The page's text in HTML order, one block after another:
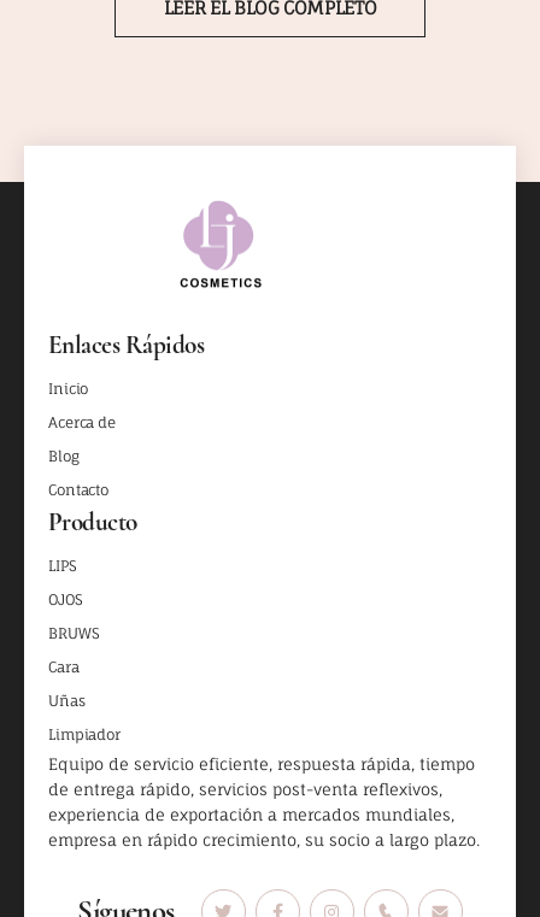
LEER EL BLOG COMPLETO
Enlaces Rápidos
Inicio
Acerca de
Blog
Contacto
Producto
LIPS
OJOS
BRUWS
Cara
Uñas
Limpiador
Equipo de servicio eficiente, respuesta rápida, tiempo
de entrega rápido, servicios post-venta reflexivos,
experiencia de exportación a mercados mundiales,
empresa en rápido crecimiento, su socio a largo plazo.